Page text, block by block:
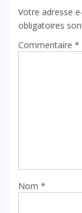
Votre adresse
obligatoires
Commentaire *
Nom *